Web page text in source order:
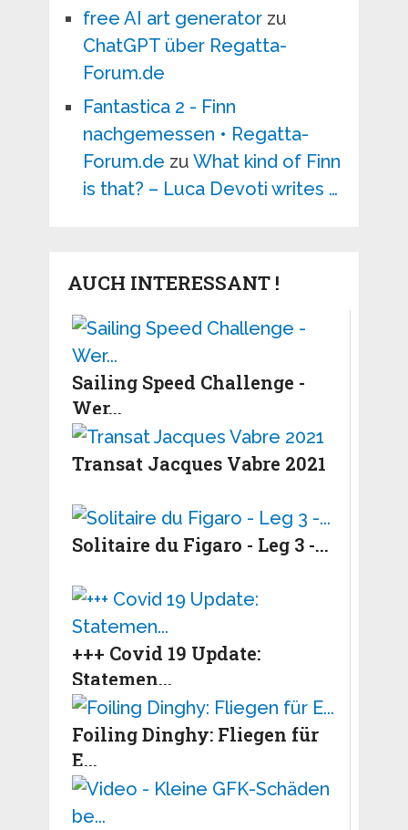
free AI art generatorzu
ChatGPT über Regatta-
Forum.de
Fantastica 2 - Finn
nachgemessen • Regatta-
Forum.de zu What kind of Finn
is that? – Luca Devoti writes …
AUCH INTERESSANT !
Sailing Speed Challenge -
Wer...
Transat Jacques Vabre 2021
Solitaire du Figaro - Leg 3 -...
+++ Covid 19 Update:
Statemen...
Foiling Dinghy: Fliegen für
E...